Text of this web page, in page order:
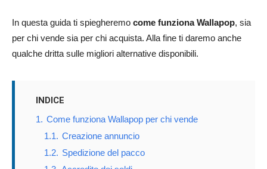
In questa guida ti spiegheremo come funziona Wallapop, sia
per chi vende sia per chi acquista. Alla fine ti daremo anche
qualche dritta sulle migliori alternative disponibili.
INDICE
1. Come funziona Wallapop per chi vende
1.1. Creazione annuncio
1.2. Spedizione del pacco